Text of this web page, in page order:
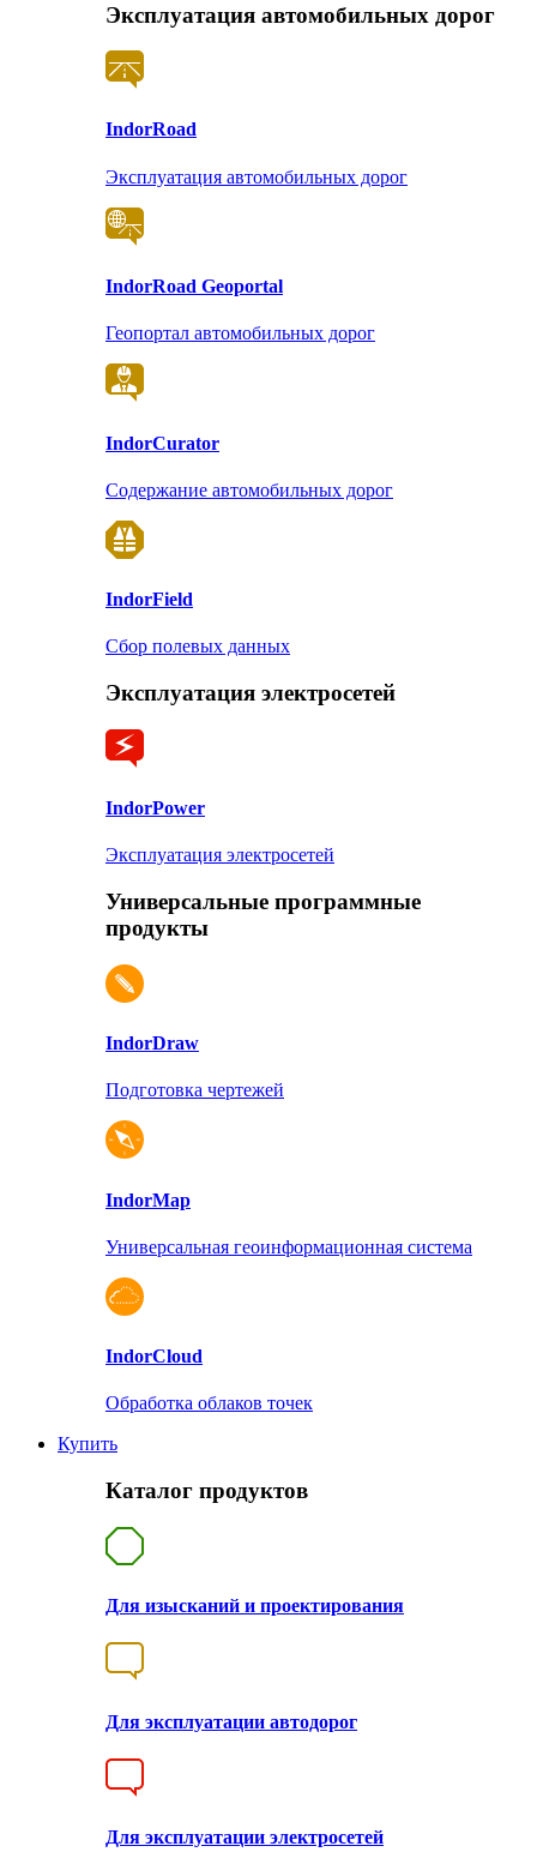
Эксплуатация автомобильных дорог
IndorRoad
Эксплуатация автомобильных дорог
IndorRoad Geoportal
Геопортал автомобильных дорог
IndorCurator
Содержание автомобильных дорог
IndorField
Сбор полевых данных
Эксплуатация электросетей
IndorPower
Эксплуатация электросетей
Универсальные программные
продукты
IndorDraw
Подготовка чертежей
IndorMap
Универсальная геоинформационная система
IndorCloud
Обработка облаков точек
Купить
Каталог продуктов
Для изысканий и проектирования
Для эксплуатации автодорог
Для эксплуатации электросетей